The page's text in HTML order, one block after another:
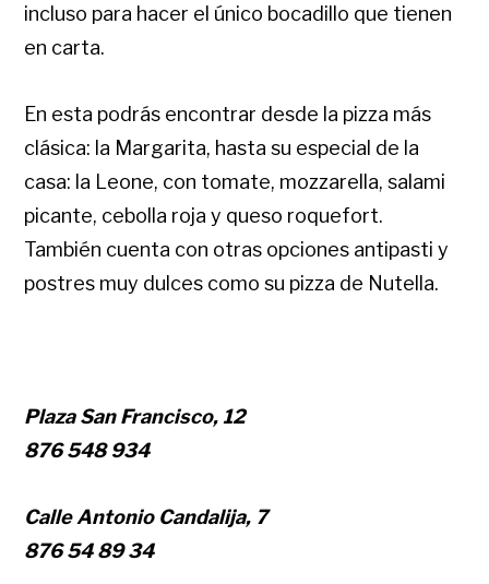
incluso para hacer el único bocadillo que tienen
en carta.
En esta podrás encontrar desde la pizza más
clásica: la Margarita, hasta su especial de la
casa: la Leone, con tomate, mozzarella, salami
picante, cebolla roja y queso roquefort.
También cuenta con otras opciones antipasti y
postres muy dulces como su pizza de Nutella.
Plaza San Francisco, 12
876 548 934
Calle Antonio Candalija, 7
876 54 89 34